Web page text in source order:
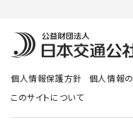
個人情報保護方針 個人情報
このサイトについて